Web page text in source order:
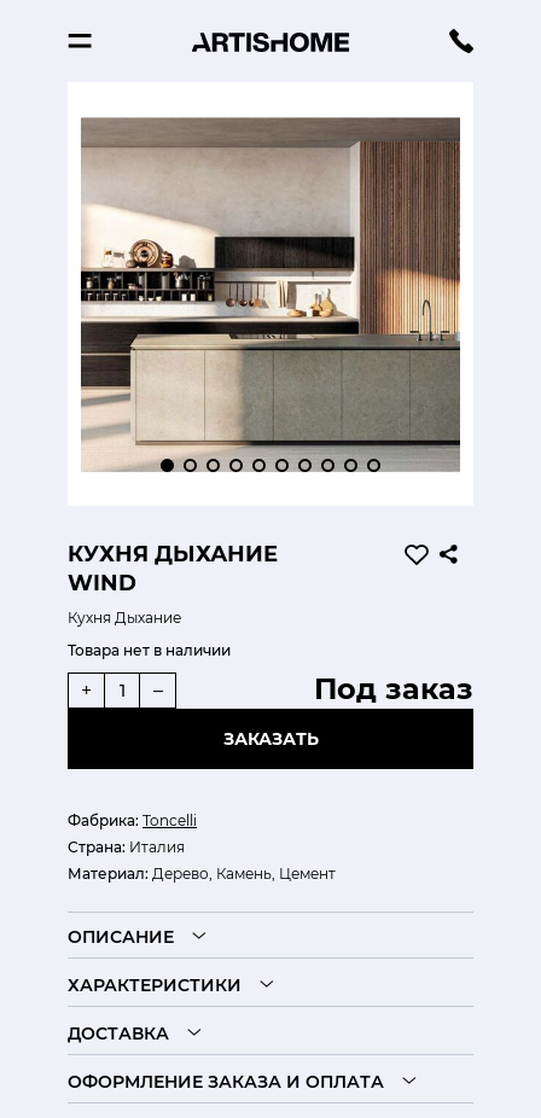
КУХНЯ ДЫХАНИЕ
WIND
Кухня Дыхание
Фабрика: Toncelli
Страна: Италия
Материал: Дерево, Камень, Цемент
Товара нет в наличии
Под заказ
+ –
ЗАКАЗАТЬ
ОПИСАНИЕ
ХАРАКТЕРИСТИКИ
ДОСТАВКА
ОФОРМЛЕНИЕ ЗАКАЗА И ОПЛАТА